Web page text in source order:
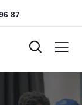
87